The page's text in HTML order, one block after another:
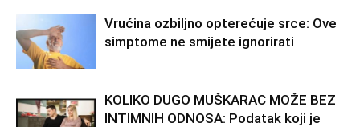
Vrućina ozbiljno opterećuje srce: Ove
simptome ne smijete ignorirati
KOLIKO DUGO MUŠKARAC MOŽE BEZ
INTIMNIH ODNOSA: Podatak koji je